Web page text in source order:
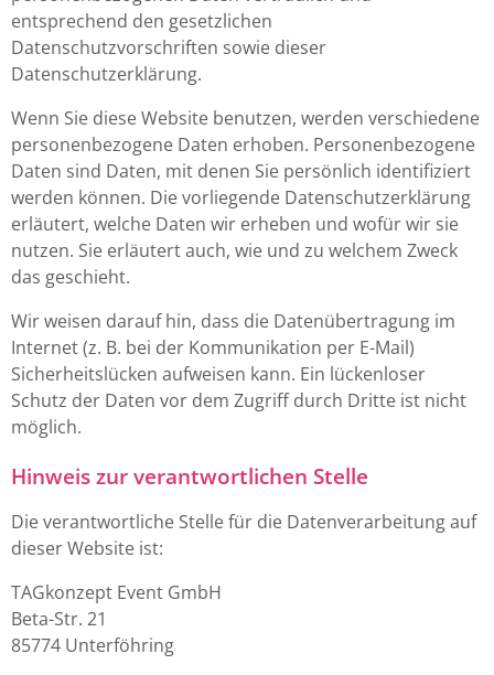
entsprechend den gesetzlichen
Datenschutzvorschriften sowie dieser
Datenschutzerklärung.
Wenn Sie diese Website benutzen, werden verschiedene
personenbezogene Daten erhoben. Personenbezogene
Daten sind Daten, mit denen Sie persönlich identifiziert
werden können. Die vorliegende Datenschutzerklärung
erläutert, welche Daten wir erheben und wofür wir sie
nutzen. Sie erläutert auch, wie und zu welchem Zweck
das geschieht.
Wir weisen darauf hin, dass die Datenübertragung im
Internet (z. B. bei der Kommunikation per E-Mail)
Sicherheitslücken aufweisen kann. Ein lückenloser
Schutz der Daten vor dem Zugriff durch Dritte ist nicht
möglich.
Hinweis zur verantwortlichen Stelle
Die verantwortliche Stelle für die Datenverarbeitung auf
dieser Website ist:
TAGkonzept Event GmbH
Beta-Str. 21
85774 Unterföhring